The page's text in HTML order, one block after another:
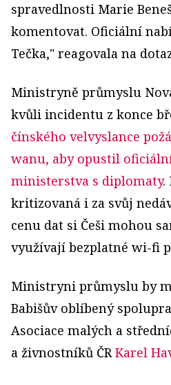
spravedlnosti Marie
komentovat. Oficiální
Tečka," reagovala na
Ministryně průmyslu
kvůli incidentu z konce
čínského velvyslance
wanu, aby opustil
ministerstva s diplomaty.
kritizovaná i za svůj
cenu dat si Češi mohou
využívají bezplatné wi-fi
Ministryni průmyslu by
Babišův oblíbený
Asociace malých a
a živnostníků ČRKarel